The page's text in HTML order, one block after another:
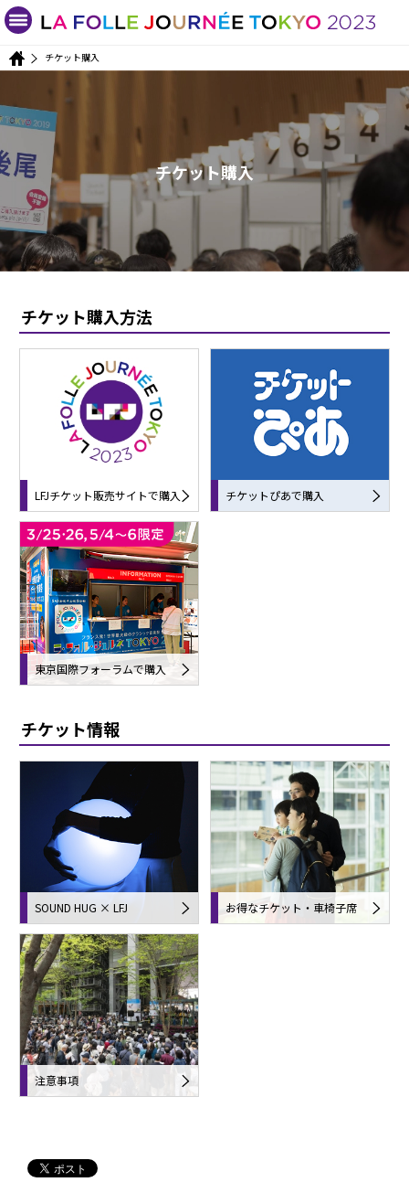
チケット購入
チケット購入
チケット購入方法
LFJチケット販売サイトで購入 チケットぴあで購入
東京国際フォーラムで購入
チケット情報
SOUND HUG × LFJ お得なチケット・車椅子席
注意事項